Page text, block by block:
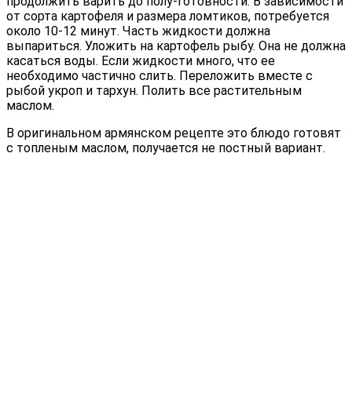
от сорта картофеля и размера ломтиков, потребуется
около 10-12 минут. Часть жидкости должна
выпариться. Уложить на картофель рыбу. Она не должна
касаться воды. Если жидкости много, что ее
необходимо частично слить. Переложить вместе с
рыбой укроп и тархун. Полить все растительным
маслом.
В оригинальном армянском рецепте это блюдо готовят
с топленым маслом, получается не постный вариант.